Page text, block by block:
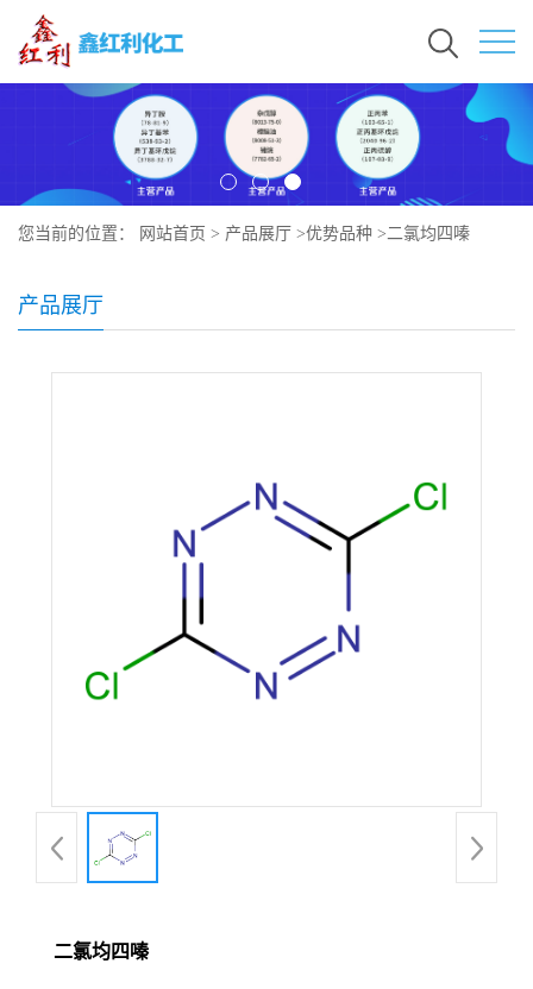
您当前的位置： 网站首页 > 产品展厅 >优势品种 >二氯均四嗪
产品展厅
二氯均四嗪